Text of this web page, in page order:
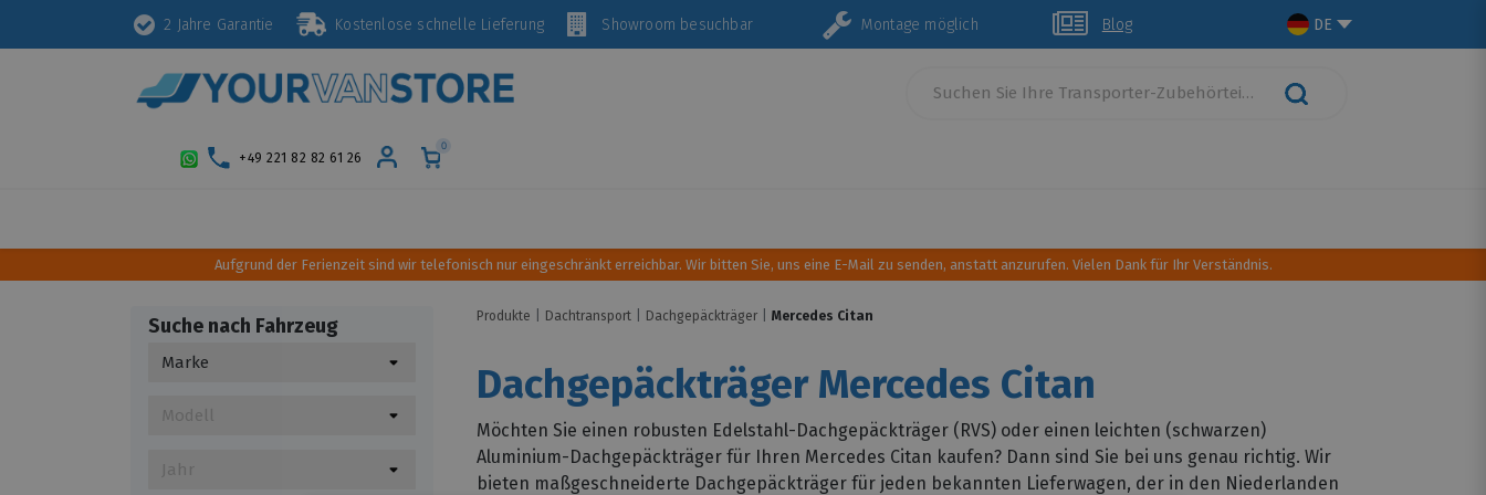
2 Jahre Garantie Kostenlose schnelle Lieferung Showroom besuchbar Montage möglich Blog DE
+49 221 82 82 61 26
0
Aufgrund der Ferienzeit sind wir telefonisch nur eingeschränkt erreichbar. Wir bitten Sie, uns eine E-Mail zu senden, anstatt anzurufen. Vielen Dank für Ihr Verständnis.
Suche nach Fahrzeug Produkte Dachtransport Dachgepäckträger Mercedes Citan
Dachgepäckträger Mercedes Citan
Möchten Sie einen robusten Edelstahl-Dachgepäckträger (RVS) oder einen leichten (schwarzen)
Aluminium-Dachgepäckträger für Ihren Mercedes Citan kaufen? Dann sind Sie bei uns genau richtig. Wir
bieten maßgeschneiderte Dachgepäckträger für jeden bekannten Lieferwagen, der in den Niederlanden